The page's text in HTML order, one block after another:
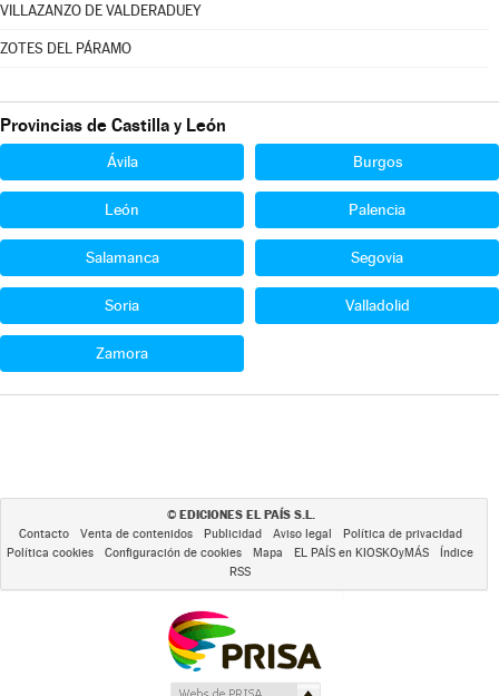
VILLAZANZO DE VALDERADUEY
ZOTES DEL PÁRAMO
Provincias de Castilla y León
Ávila Burgos
León Palencia
Salamanca Segovia
Soria Valladolid
Zamora
© EDICIONES EL PAÍS S.L.
Contacto Venta de contenidos Publicidad Aviso legal
Política de privacidad
Política cookies
Configuración de cookies Mapa EL PAÍS en KIOSKOyMÁS
Índice
RSS